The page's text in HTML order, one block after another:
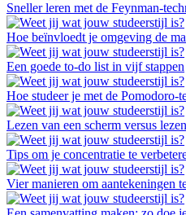
Sneller leren met de Feynman-
Hoe beïnvloedt je omgeving de
Een goede to-do list in vijf stappen
Hoe studeer je met de Pomodoro-
Lezen van een scherm versus
Tips om je concentratie te
Vier manieren om aantekeningen